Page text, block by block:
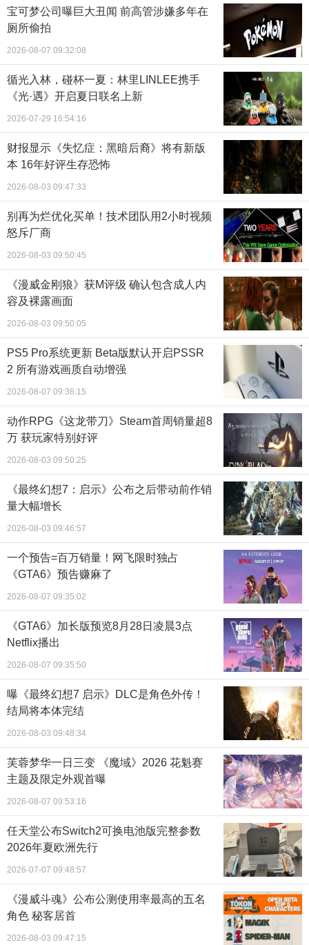
宝可梦公司曝巨大丑闻 前高管涉嫌多年在
厕所偷拍
2026-08-07 09:32:08
循光入林，碰杯一夏：林里LINLEE携手
《光·遇》开启夏日联名上新
2026-07-29 16:54:16
财报显示《失忆症：黑暗后裔》将有新版
本 16年好评生存恐怖
2026-08-03 09:47:33
别再为烂优化买单！技术团队用2小时视频
怒斥厂商
2026-08-03 09:50:45
《漫威金刚狼》获M评级 确认包含成人内
容及裸露画面
2026-08-03 09:50:05
PS5 Pro系统更新 Beta版默认开启PSSR
2 所有游戏画质自动增强
2026-08-07 09:36:15
动作RPG《这龙带刀》Steam首周销量超8
万 获玩家特别好评
2026-08-03 09:50:25
《最终幻想7：启示》公布之后带动前作销
量大幅增长
2026-08-03 09:46:57
一个预告=百万销量！网飞限时独占
《GTA6》预告赚麻了
2026-08-07 09:35:02
《GTA6》加长版预览8月28日凌晨3点
Netflix播出
2026-08-07 09:35:50
曝《最终幻想7 启示》DLC是角色外传！
结局将本体完结
2026-08-03 09:48:34
芙蓉梦华一日三变 《魔域》2026 花魁赛
主题及限定外观首曝
2026-08-07 09:53:16
任天堂公布Switch2可换电池版完整参数
2026年夏欧洲先行
2026-07-07 09:48:57
《漫威斗魂》公布公测使用率最高的五名
角色 秘客居首
2026-08-03 09:47:15